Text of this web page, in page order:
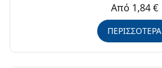
Από 1,84 €
ΠΕΡΙΣΣΟΤΕΡΑ